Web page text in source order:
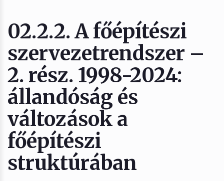
02.2.2. A főépítészi
szervezetrendszer –
2. rész. 1998-2024:
állandóság és
változások a
főépítészi
struktúrában